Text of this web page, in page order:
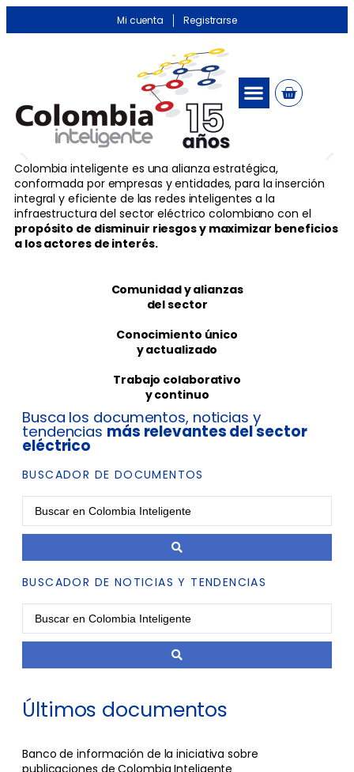
Mi cuenta Registrarse
Colombia inteligente es una alianza estratégica,
conformada por empresas y entidades, para la inserción
integral y eficiente de las redes inteligentes a la
infraestructura del sector eléctrico colombiano con el
propósito de disminuir riesgos y maximizar beneficios
a los actores de interés.
Comunidad y alianzas
del sector
Conocimiento único
y actualizado
Trabajo colaborativo
y continuo
Busca los documentos, noticias y
tendencias más relevantes del sector
eléctrico
BUSCADOR DE DOCUMENTOS
BUSCADOR DE NOTICIAS Y TENDENCIAS
Últimos documentos
Banco de información de la iniciativa sobre
publicaciones de Colombia Inteligente